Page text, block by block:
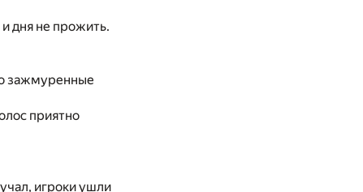
дня не прожить.
зажмуренные
приятно
игроки ушли